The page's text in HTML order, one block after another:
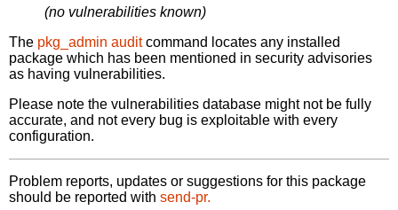
(no vulnerabilities known)
The pkg_admin auditcommand locates any installed
package which has been mentioned in security advisories
as having vulnerabilities.
Please note the vulnerabilities database might not be fully
accurate, and not every bug is exploitable with every
configuration.
Problem reports, updates or suggestions for this package
should be reported with send-pr.